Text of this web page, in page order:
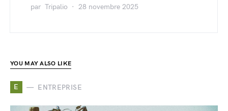
par Tripalio 28 novembre 2025
YOU MAY ALSO LIKE
E ENTREPRISE